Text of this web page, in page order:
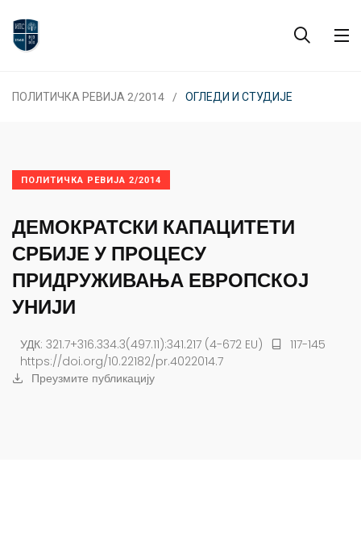
ПОЛИТИЧКА РЕВИЈА 2/2014 ОГЛЕДИ И СТУДИЈЕ
ПОЛИТИЧКА РЕВИЈА 2/2014
ДЕМОКРАТСКИ КАПАЦИТЕТИ
СРБИЈЕ У ПРОЦЕСУ
ПРИДРУЖИВАЊА ЕВРОПСКОЈ
УНИЈИ
УДК: 321.7+316.334.3(497.11):341.217 (4-672 EU)
117-145
https://doi.org/10.22182/pr.4022014.7
Преузмите публикацију